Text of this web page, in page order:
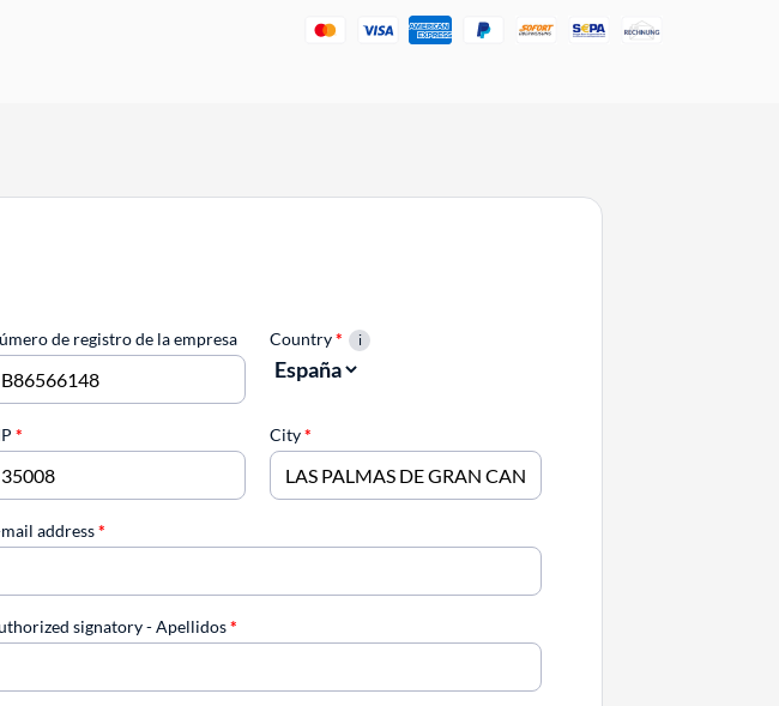
de registro de la empresa Country*
* City*
address*
signatory - Apellidos*